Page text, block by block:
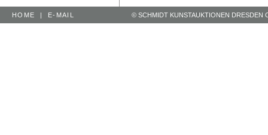
HOME | E-MAIL © SCHMIDT KUNSTAUKTIONEN DRESDEN